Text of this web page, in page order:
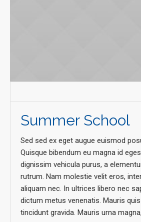
Summer School
Sed sed ex eget augue euismod
Quisque bibendum eu magna id
dignissim vehicula purus, a
rutrum. Nam molestie velit eros,
aliquam nec. In ultrices libero nec
dictum metus venenatis. Mauris
tincidunt gravida. Mauris urna